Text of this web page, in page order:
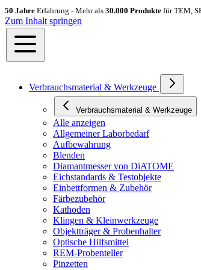
50 Jahre Erfahrung - Mehr als 30.000 Produkte für TEM,
Zum Inhalt springen
Verbrauchsmaterial & Werkzeuge
Verbrauchsmaterial & Werkzeuge
Alle anzeigen
Allgemeiner Laborbedarf
Aufbewahrung
Blenden
Diamantmesser von DiATOME
Eichstandards & Testobjekte
Einbettformen & Zubehör
Färbezubehör
Kathoden
Klingen & Kleinwerkzeuge
Objektträger & Probenhalter
Optische Hilfsmittel
REM-Probenteller
Pinzetten